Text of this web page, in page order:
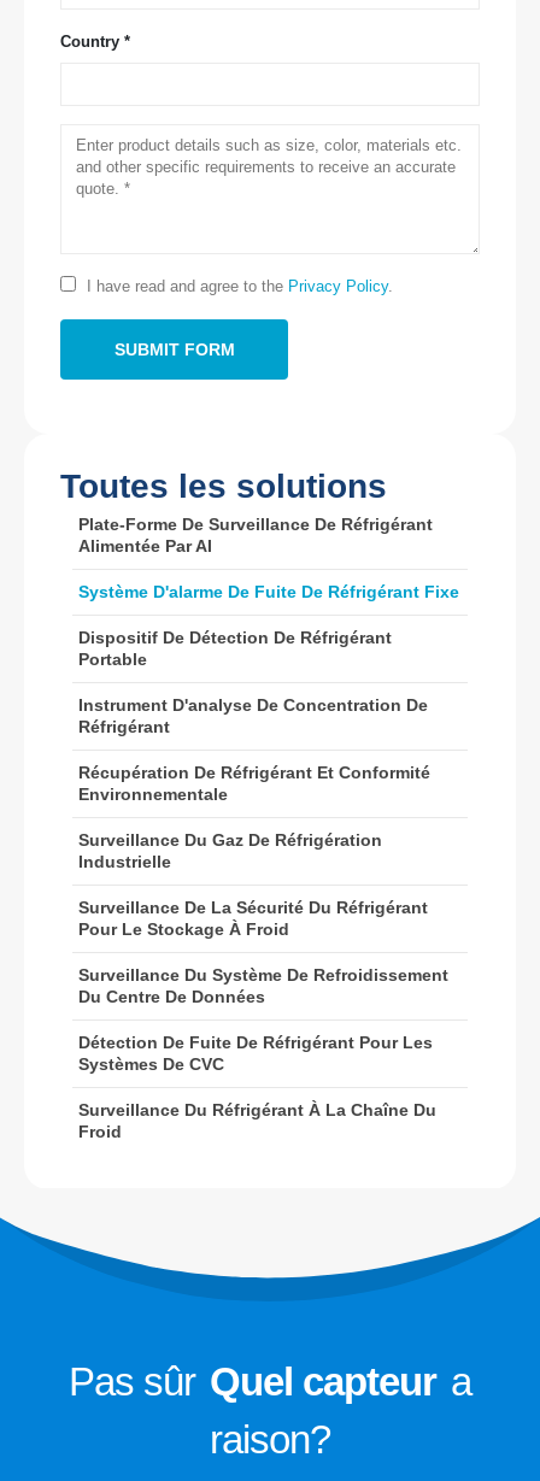
Toutes les solutions
Plate-Forme De Surveillance De Réfrigérant
Alimentée Par AI
Système D'alarme De Fuite De Réfrigérant Fixe
Dispositif De Détection De Réfrigérant
Portable
Instrument D'analyse De Concentration De
Réfrigérant
Récupération De Réfrigérant Et Conformité
Environnementale
Surveillance Du Gaz De Réfrigération
Industrielle
Surveillance De La Sécurité Du Réfrigérant
Pour Le Stockage À Froid
Surveillance Du Système De Refroidissement
Du Centre De Données
Détection De Fuite De Réfrigérant Pour Les
Systèmes De CVC
Surveillance Du Réfrigérant À La Chaîne Du
Froid
Country *
I have read and agree to the Privacy Policy.
Pas sûr Quel capteur a
raison?
Contactez-nous
cece@winsensor.com
Wechat Whatsapp
Produits chauds
Capteur R290
Capteur R454B
Capteur R32
Capteur R410
Capteur R454B
Détection de fuite de réfrigérant pour
les systèmes de CVC
Surveillance du réfrigérant à la
chaîne du froid
Surveillance du système de
refroidissement du centre de
données
Surveillance du gaz de réfrigération
industrielle